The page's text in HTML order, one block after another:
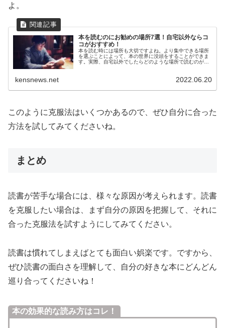
よ。
本を読むのにお勧めの場所7選！自宅以外ならコ
コがおすすめ！
本を読む時には場所も大切ですよね。より集中できる場所
を選ぶことによって、本の世界に没頭をすることができま
す。実際、自宅以外でしたらどのような場所で読むのがお
kensnews.net 2022.06.20
このように克服法はいくつかあるので、ぜひ自分に合った
方法を試してみてくださいね。
まとめ
読書が苦手な場合には、様々な原因が考えられます。読書
を克服したい場合は、まず自分の原因を把握して、それに
合った克服法を試すようにしてみてください。
読書は慣れてしまえばとても面白い娯楽です。ですから、
ぜひ読書の面白さを理解して、自分の好きな本にどんどん
巡り合ってくださいね！
本の効果的な読み方はコレ！